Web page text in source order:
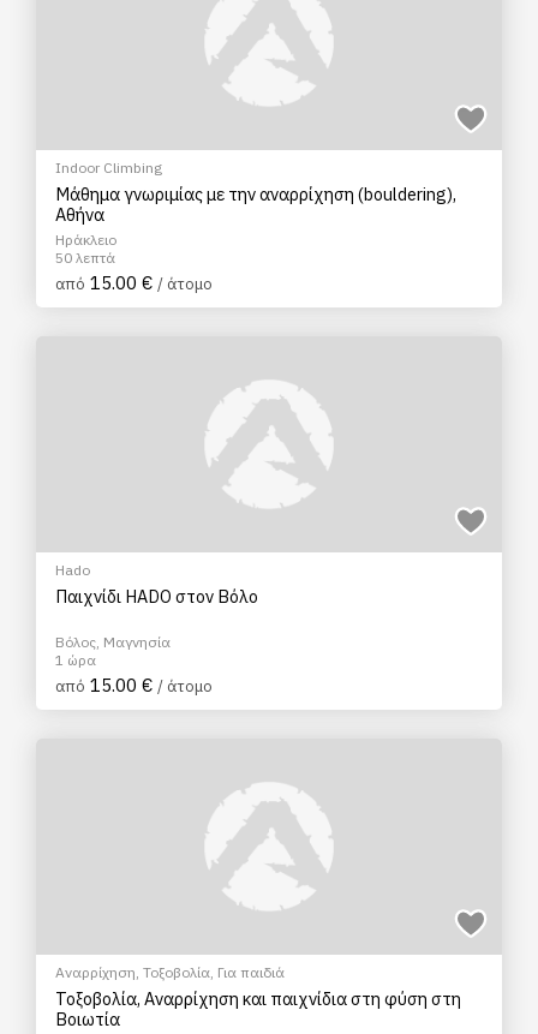
Indoor Climbing
Μάθημα γνωριμίας με την αναρρίχηση (bouldering),
Αθήνα
Ηράκλειο
50 λεπτά
από 15.00 € / άτομο
Hado
Παιχνίδι HADO στον Βόλο
Βόλος, Μαγνησία
1 ώρα
από 15.00 € / άτομο
Αναρρίχηση, Τοξοβολία, Για παιδιά
Τοξοβολία, Αναρρίχηση και παιχνίδια στη φύση στη
Βοιωτία